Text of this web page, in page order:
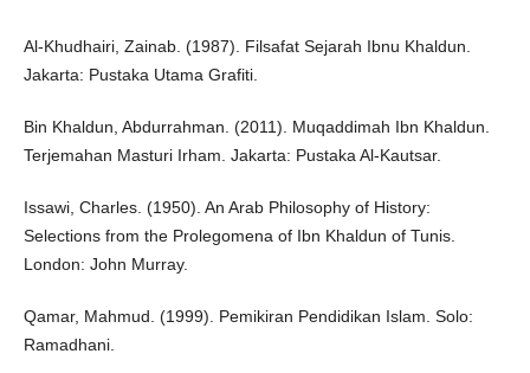
Al-Khudhairi, Zainab. (1987). Filsafat Sejarah Ibnu Khaldun.
Jakarta: Pustaka Utama Grafiti.
Bin Khaldun, Abdurrahman. (2011). Muqaddimah Ibn Khaldun.
Terjemahan Masturi Irham. Jakarta: Pustaka Al-Kautsar.
Issawi, Charles. (1950). An Arab Philosophy of History:
Selections from the Prolegomena of Ibn Khaldun of Tunis.
London: John Murray.
Qamar, Mahmud. (1999). Pemikiran Pendidikan Islam. Solo:
Ramadhani.